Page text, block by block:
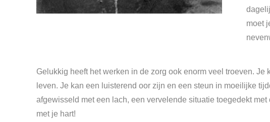
moet
Gelukkig heeft het werken in de zorg ook enorm veel troeven.
leven. Je kan een luisterend oor zijn en een steun in moeilijke
afgewisseld met een lach, een vervelende situatie toegedekt
met je hart!